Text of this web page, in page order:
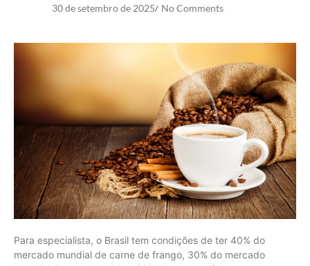
30 de setembro de 2025/ No Comments
Para especialista, o Brasil tem condições de ter 40% do
mercado mundial de carne de frango, 30% do mercado